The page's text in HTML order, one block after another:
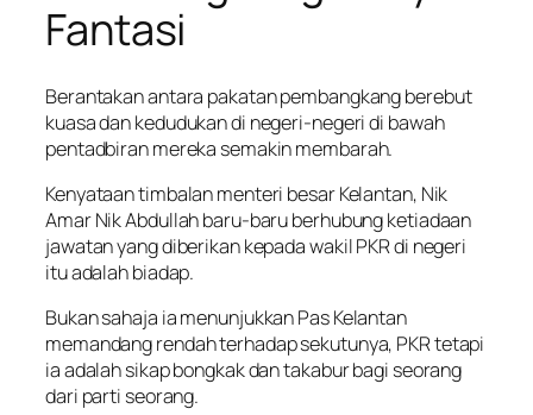
Fantasi
Berantakan antara pakatan pembangkang berebut
kuasa dan kedudukan di negeri-negeri di bawah
pentadbiran mereka semakin membarah.
Kenyataan timbalan menteri besar Kelantan, Nik
Amar Nik Abdullah baru-baru berhubung ketiadaan
jawatan yang diberikan kepada wakil PKR di negeri
itu adalah biadap.
Bukan sahaja ia menunjukkan Pas Kelantan
memandang rendah terhadap sekutunya, PKR tetapi
ia adalah sikap bongkak dan takabur bagi seorang
dari parti seorang.